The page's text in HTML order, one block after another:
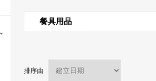
餐具用品
排序由